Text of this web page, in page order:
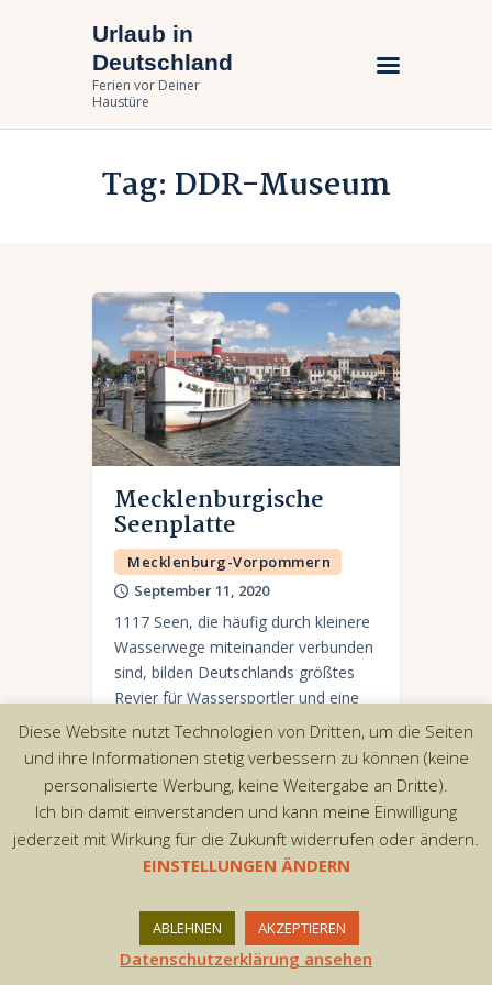
Urlaub in
Deutschland
Ferien vor Deiner
Haustüre
Tag: DDR-Museum
Urlaub in Deutschland
Ferien vor Deiner Haustüre
Urlaub zuhause
Bundesländer
Mecklenburgische
Seenplatte
Mecklenburg-Vorpommern
September 11, 2020
1117 Seen, die häufig durch kleinere
Wasserwege miteinander verbunden
sind, bilden Deutschlands größtes
Revier für Wassersportler und eine
der beliebtesten Ferienregionen.
Copyright © 2026 by AxiomThemes. All rights
reserved.
Diese Website nutzt Technologien von Dritten, um die Seiten
und ihre Informationen stetig verbessern zu können (keine
personalisierte Werbung, keine Weitergabe an Dritte).
Ich bin damit einverstanden und kann meine Einwilligung
jederzeit mit Wirkung für die Zukunft widerrufen oder ändern.
EINSTELLUNGEN ÄNDERN
ABLEHNEN AKZEPTIEREN
Datenschutzerklärung ansehen